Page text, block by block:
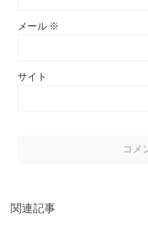
メール ※
サイト
関連記事